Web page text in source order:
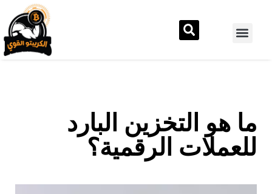
ما هو التخزين البارد
للعملات الرقمية؟